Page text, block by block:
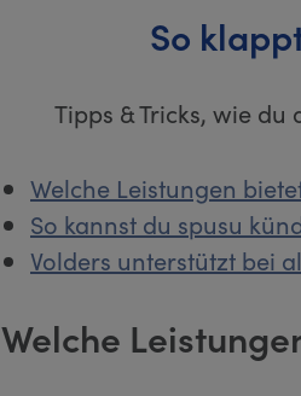
So
Tipps & Tricks, wie
Welche Leistungen
So kannst du spusu
Volders unterstützt bei
Welche